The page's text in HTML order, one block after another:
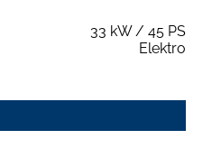
33 kW / 45 PS
Elektro